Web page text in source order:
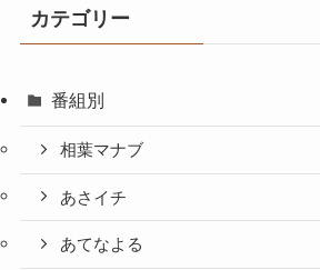
カテゴリー
番組別
相葉マナブ
あさイチ
あてなよる